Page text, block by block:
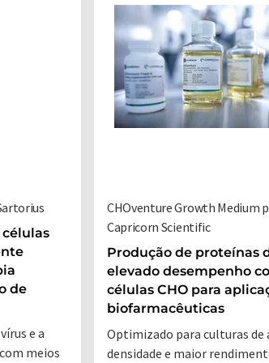
de
e a
meios
CHOventure Growth Medium
Capricorn Scientific
Produção de proteínas
elevado desempenho
células CHO para
biofarmacêuticas
Optimizado para culturas de
densidade e maior